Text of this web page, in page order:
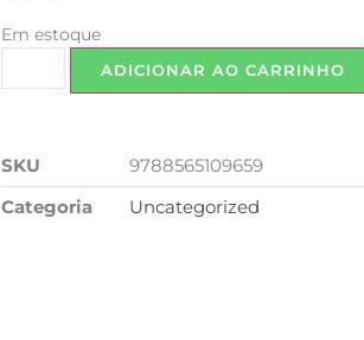
Em estoque
ADICIONAR AO CARRINHO
SKU
9788565109659
Categoria
Uncategorized